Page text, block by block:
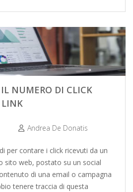
NUMERO DI CLICK
LINK
Andrea De Donatis
per contare i click ricevuti da un
sito web, postato su un social
di una email o campagna
tenere traccia di questa